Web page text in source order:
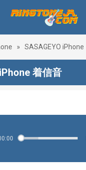
» SASAGEYO iPhone
着信音